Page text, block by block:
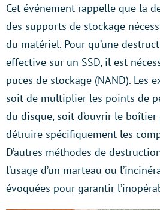
Cet événement rappelle que la
des supports de stockage
du matériel. Pour qu’une
effective sur un SSD, il est
puces de stockage (NAND). Les
soit de multiplier les points de
du disque, soit d’ouvrir le
détruire spécifiquement les
D’autres méthodes de
l’usage d’un marteau ou
évoquées pour garantir